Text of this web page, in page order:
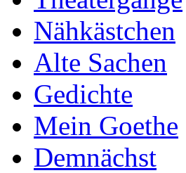
Nähkästchen
Alte Sachen
Gedichte
Mein Goethe
Demnächst